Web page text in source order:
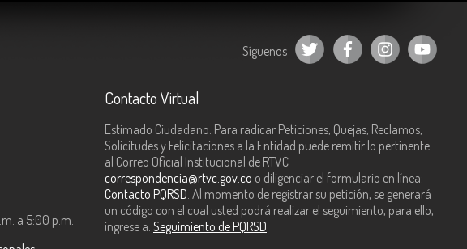
Síguenos
a 5:00 p.m.
Contacto Virtual
Estimado Ciudadano: Para radicar Peticiones, Quejas, Reclamos,
Solicitudes y Felicitaciones a la Entidad puede remitir lo pertinente
al Correo Oficial Institucional de RTVC
correspondencia@rtvc.gov.co o diligenciar el formulario en línea:
Contacto PQRSD . Al momento de registrar su petición, se generará
un código con el cual usted podrá realizar el seguimiento, para ello,
ingrese a: Seguimiento de PQRSD